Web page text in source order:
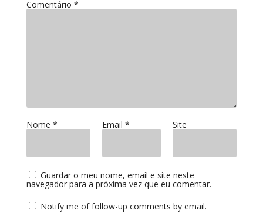
Comentário *
Nome * Email* Site
Guardar o meu nome, email e site neste
navegador para a próxima vez que eu comentar.
Notify me of follow-up comments by email.